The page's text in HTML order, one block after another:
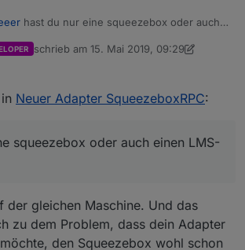
hast du nur eine squeezebox oder auch
gehen auch ohne Server zu
steuert nur den LMS-Server zuhause.
Widgets verbaut.
Playbuttons sind die On/Off-Buttonsaus
meinem Artwork-State befüttert, was sich
zur Station oder Album entsprechend
und Zeit ist SimpleClock und SimpleDate
zu bauen
schrieb am 15. Mai 2019, 09:29
zuletzt editiert von Eisbaeeer
Neuer Adapter SqueezeboxRPC:
squeezebox oder auch einen LMS-
der gleichen Maschine. Und das
zu dem Problem, dass dein Adapter
den Squeezebox wohl schon